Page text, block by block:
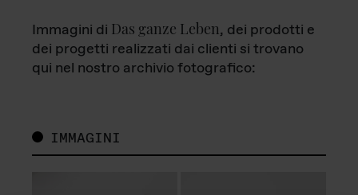
Immagini di Das ganze Leben, dei prodotti e
dei progetti realizzati dai clienti si trovano
qui nel nostro archivio fotografico:
IMMAGINI